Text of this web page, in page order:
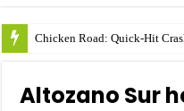
Chicken Road: Quick‑Hit
Altozano Sur